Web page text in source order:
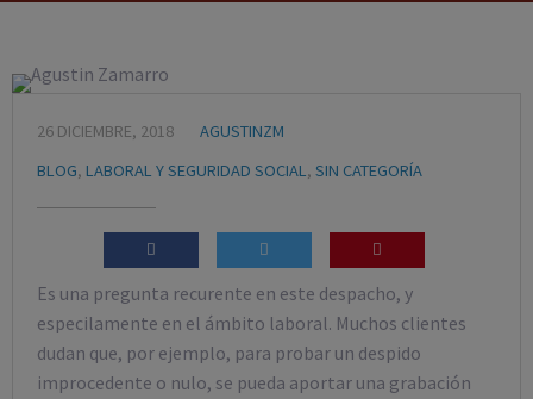
26 DICIEMBRE, 2018
AGUSTINZM
BLOG, LABORAL Y SEGURIDAD SOCIAL, SIN CATEGORÍA
Es una pregunta recurente en este despacho, y
especilamente en el ámbito laboral. Muchos clientes
dudan que, por ejemplo, para probar un despido
improcedente o nulo, se pueda aportar una grabación